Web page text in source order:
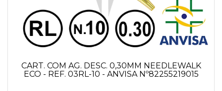
CART. COM AG. DESC. 0,30MM NEEDLEWALK
ECO - REF. 03RL-10 - ANVISA Nº82255219015